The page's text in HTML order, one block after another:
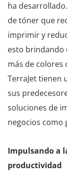
ha
de tóner que
imprimir y
esto brindando
más de colores
TerraJet tienen
sus
soluciones de
negocios como
Impulsando a
productividad